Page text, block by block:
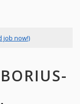
job now!)